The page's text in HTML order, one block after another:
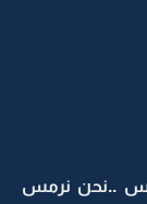
..نحن نرمس